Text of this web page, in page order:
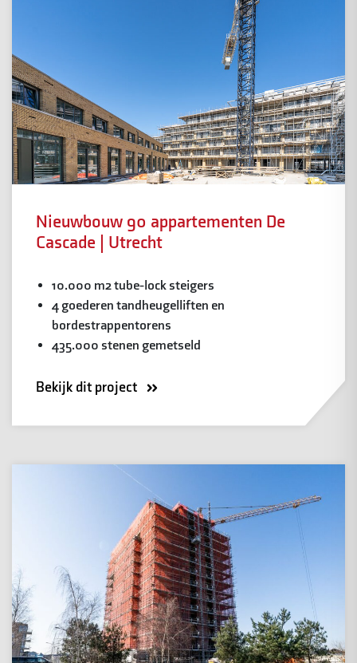
Nieuwbouw 90 appartementen De
Cascade | Utrecht
10.000 m2 tube-lock steigers
4 goederen tandheugelliften en
bordestrappentorens
435.000 stenen gemetseld
Bekijk dit project